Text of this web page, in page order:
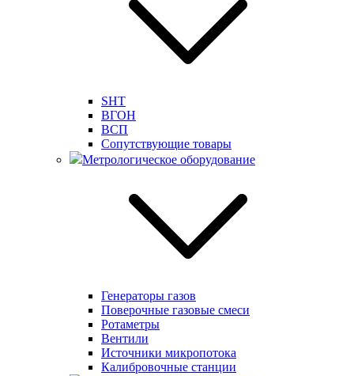
SHT
ВГОН
ВСП
Сопутствующие товары
Метрологическое оборудование
Генераторы газов
Поверочные газовые смеси
Ротаметры
Вентили
Источники микропотока
Калибровочные станции